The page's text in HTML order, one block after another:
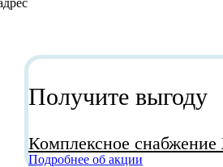
Получите выгоду
Комплексное
Подробнее об акции